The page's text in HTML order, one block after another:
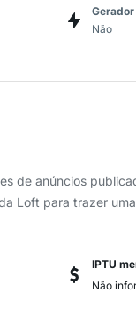
Gerador
Não
de anúncios
Loft para trazer
IPTU
Não